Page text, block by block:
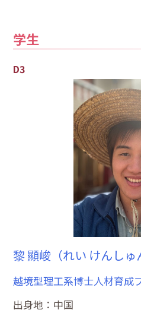
学生
D3
黎 顯峻（れい けんしゅ
越境型理工系博士人材育成
出身地：中国